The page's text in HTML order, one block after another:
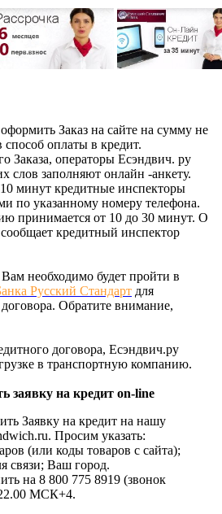
Заказ на сайте на сумму не
оплаты в кредит.
Заказа, операторы Есэндвич. ру
слов заполняют онлайн -анкету.
минут кредитные инспекторы
по указанному номеру телефона.
принимается от 10 до 30 минут. О
кредитный инспектор
необходимо будет пройти в
Русский Стандарт для
Обратите внимание,
договора, Есэндвич.ру
в транспортную компанию.
заявку на кредит on-line
Заявку на кредит на нашу
Просим указать:
(или коды товаров с сайта);
связи; Ваш город.
на 8 800 775 8919 (звонок
МСК+4.